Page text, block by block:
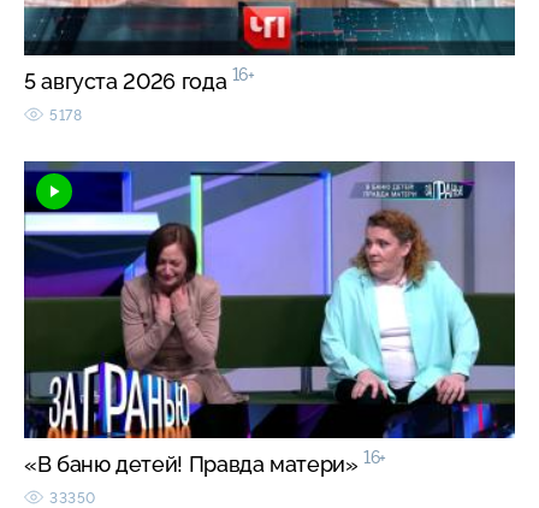
5 августа 2026 года 16+
5178
«В баню детей! Правда матери» 16+
33350